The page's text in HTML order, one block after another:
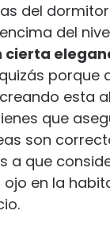
del
del
cierta
porque
esta
que
son
a que
ojo en la